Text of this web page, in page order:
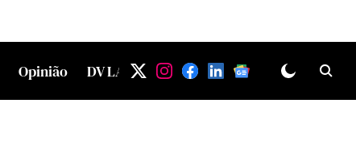
Opinião DV LAB